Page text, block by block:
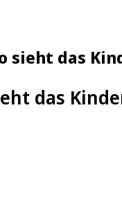
sieht das
das